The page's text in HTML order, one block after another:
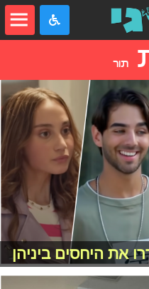
תור
את היחסים ביניהן